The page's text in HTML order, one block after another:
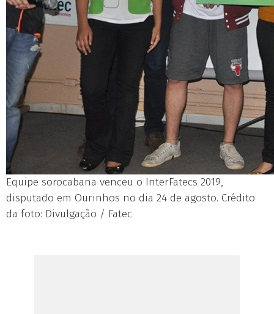
Equipe sorocabana venceu o InterFatecs 2019,
disputado em Ourinhos no dia 24 de agosto. Crédito
da foto: Divulgação / Fatec